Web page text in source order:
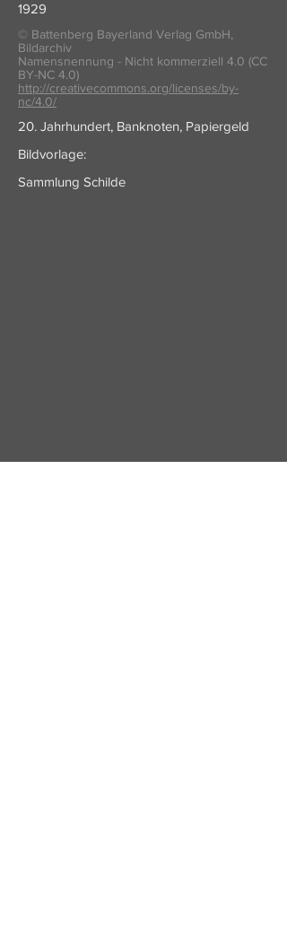
1929
© Battenberg Bayerland Verlag GmbH,
Bildarchiv
Namensnennung - Nicht kommerziell 4.0 (CC
BY-NC 4.0)
http://creativecommons.org/licenses/by-
nc/4.0/
20. Jahrhundert, Banknoten, Papiergeld
Bildvorlage:
Sammlung Schilde